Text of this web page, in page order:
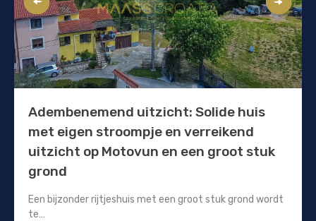
Adembenemend uitzicht: Solide huis
met eigen stroompje en verreikend
uitzicht op Motovun en een groot stuk
grond
Een bijzonder rijtjeshuis met een groot stuk grond wordt
te…